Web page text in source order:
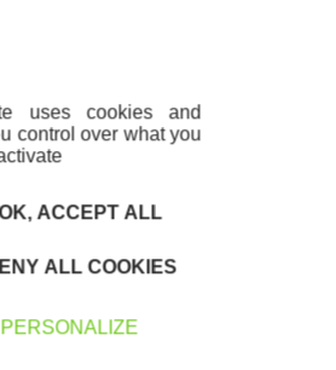
vos interlocuteurs en
uses cookies and
control over what you
ACCEPT ALL
ALL COOKIES
PERSONALIZE